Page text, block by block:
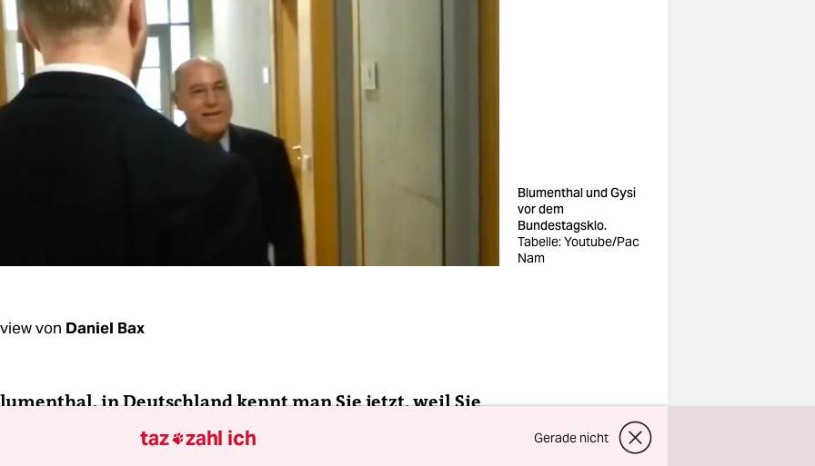
Blumenthal und Gysi
vor dem
Bundestagsklo.
Tabelle: Youtube/Pac
Nam
von Daniel Bax
in Deutschland kennt man Sie jetzt, weil Sie
auf dem Weg zur Toilette bedrängt haben und das Video
Was sollte das?
taz zahl ich Gerade nicht